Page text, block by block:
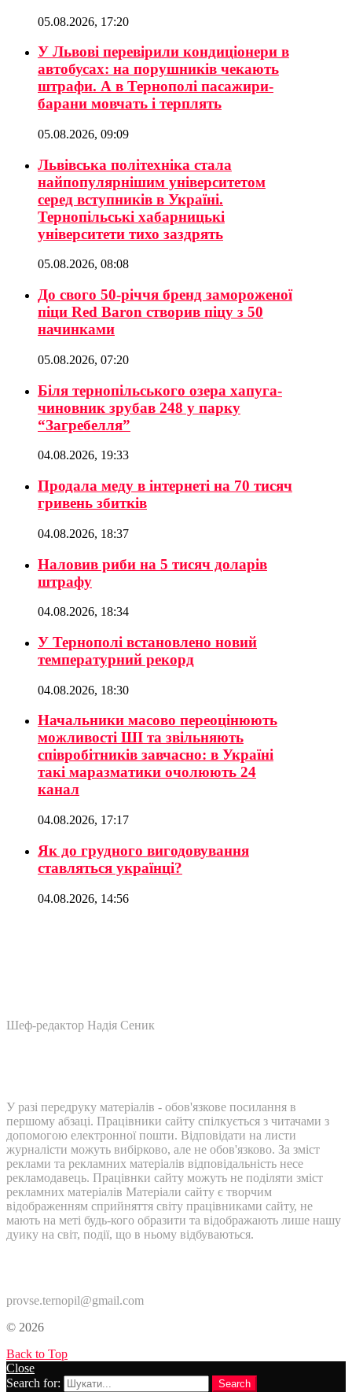
05.08.2026, 17:20
У Львові перевірили кондиціонери в
автобусах: на порушників чекають
штрафи. А в Тернополі пасажири-
барани мовчать і терплять
05.08.2026, 09:09
Львівська політехніка стала
найпопулярнішим університетом
серед вступників в Україні.
Тернопільські хабарницькі
університети тихо заздрять
05.08.2026, 08:08
До свого 50-річчя бренд замороженої
піци Red Baron створив піцу з 50
начинками
05.08.2026, 07:20
Біля тернопільського озера хапуга-
чиновник зрубав 248 у парку
“Загребелля”
04.08.2026, 19:33
Продала меду в інтернеті на 70 тисяч
гривень збитків
04.08.2026, 18:37
Наловив риби на 5 тисяч доларів
штрафу
04.08.2026, 18:34
У Тернополі встановлено новий
температурний рекорд
04.08.2026, 18:30
Начальники масово переоцінюють
можливості ШІ та звільняють
співробітників завчасно: в Україні
такі маразматики очолюють 24
канал
04.08.2026, 17:17
Як до грудного вигодовування
ставляться українці?
04.08.2026, 14:56
Шеф-редактор Надія Сеник
У разі передруку матеріалів - обов'язкове посилання в
першому абзаці. Працівники сайту спілкується з читачами з
допомогою електронної пошти. Відповідати на листи
журналісти можуть вибірково, але не обов'язково. За зміст
реклами та рекламних матеріалів відповідальність несе
рекламодавець. Працівнки сайту можуть не поділяти зміст
рекламних матеріалів Матеріали сайту є творчим
відображенням сприйняття світу працівниками сайту, не
мають на меті будь-кого образити та відображають лише нашу
дуику на світ, події, що в ньому відбуваються.
provse.ternopil@gmail.com
© 2026
Back to Top
Close
Search for:
Search